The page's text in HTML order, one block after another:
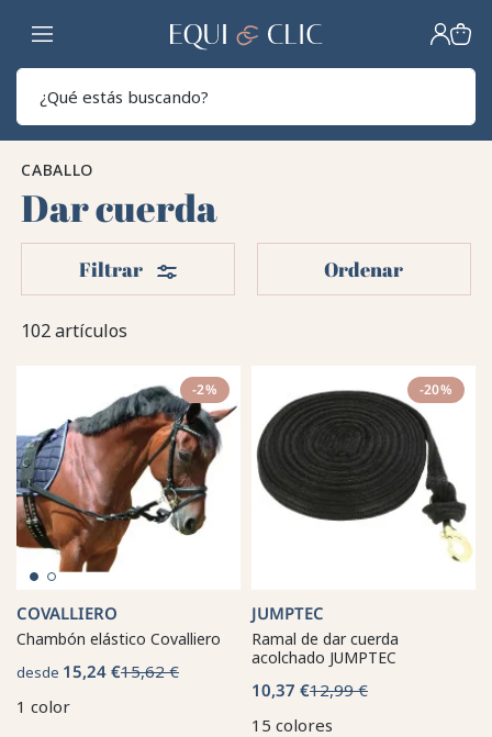
Hogar
CABALLO
Dar cuerda
102 artículos
Filtrar Filtros Ordenar
-2%
COVALLIERO
Chambón elástico Covalliero
desde 15,24 €15,62 €
1 color
-20%
JUMPTEC
Ramal de dar cuerda
acolchado JUMPTEC
10,37 €12,99 €
15 colores